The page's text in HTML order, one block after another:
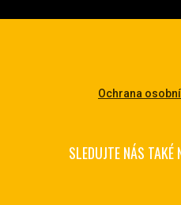
Ochrana
SLEDUJTE NÁS TAKÉ